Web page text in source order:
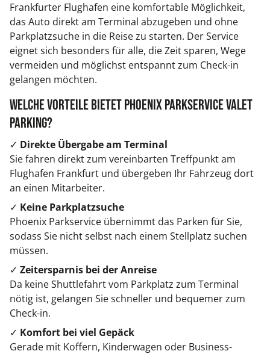
Frankfurter Flughafen eine komfortable Möglichkeit,
das Auto direkt am Terminal abzugeben und ohne
Parkplatzsuche in die Reise zu starten. Der Service
eignet sich besonders für alle, die Zeit sparen, Wege
vermeiden und möglichst entspannt zum Check-in
gelangen möchten.
Welche Vorteile bietet Phoenix Parkservice Valet
Parking?
✓ Direkte Übergabe am Terminal
Sie fahren direkt zum vereinbarten Treffpunkt am
Flughafen Frankfurt und übergeben Ihr Fahrzeug dort
an einen Mitarbeiter.
✓ Keine Parkplatzsuche
Phoenix Parkservice übernimmt das Parken für Sie,
sodass Sie nicht selbst nach einem Stellplatz suchen
müssen.
✓ Zeitersparnis bei der Anreise
Da keine Shuttlefahrt vom Parkplatz zum Terminal
nötig ist, gelangen Sie schneller und bequemer zum
Check-in.
✓ Komfort bei viel Gepäck
Gerade mit Koffern, Kinderwagen oder Business-